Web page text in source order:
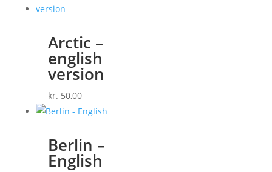
Arctic –
english
version
kr. 50,00
Berlin –
English